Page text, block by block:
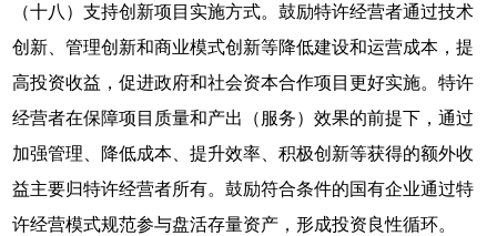
（十八）支持创新项目实施方式。鼓励特许经营者通过技术
创新、管理创新和商业模式创新等降低建设和运营成本，提
高投资收益，促进政府和社会资本合作项目更好实施。特许
经营者在保障项目质量和产出（服务）效果的前提下，通过
加强管理、降低成本、提升效率、积极创新等获得的额外收
益主要归特许经营者所有。鼓励符合条件的国有企业通过特
许经营模式规范参与盘活存量资产，形成投资良性循环。